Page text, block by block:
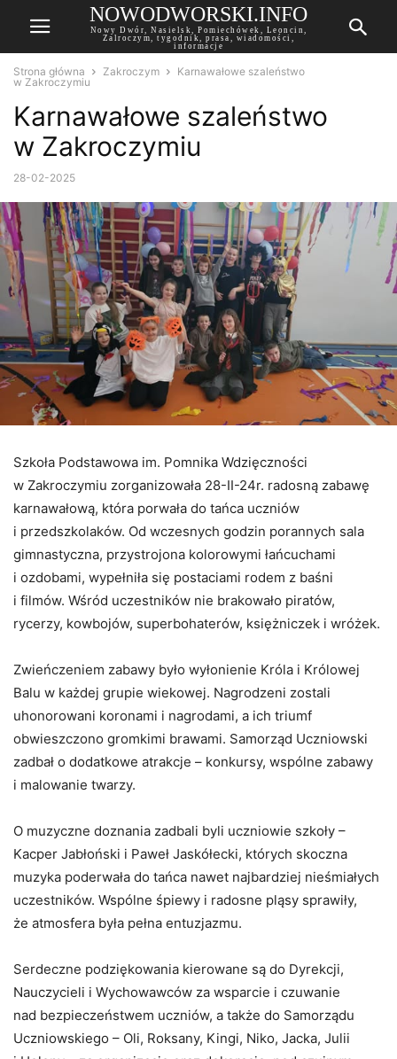
NOWODWORSKI.INFO
Nowy Dwór, Nasielsk, Pomiechówek, Leoncin,
Zalroczym, tygodnik, prasa, wiadomości,
informacje
Strona główna Zakroczym
Karnawałowe szaleństwo
w Zakroczymiu
Karnawałowe szaleństwo
w Zakroczymiu
28-02-2025
Szkoła Podstawowa im. Pomnika Wdzięczności
w Zakroczymiu zorganizowała 28-II-24r. radosną zabawę
karnawałową, która porwała do tańca uczniów
i przedszkolaków. Od wczesnych godzin porannych sala
gimnastyczna, przystrojona kolorowymi łańcuchami
i ozdobami, wypełniła się postaciami rodem z baśni
i filmów. Wśród uczestników nie brakowało piratów,
rycerzy, kowbojów, superbohaterów, księżniczek i wróżek.
Zwieńczeniem zabawy było wyłonienie Króla i Królowej
Balu w każdej grupie wiekowej. Nagrodzeni zostali
uhonorowani koronami i nagrodami, a ich triumf
obwieszczono gromkimi brawami. Samorząd Uczniowski
zadbał o dodatkowe atrakcje – konkursy, wspólne zabawy
i malowanie twarzy.
O muzyczne doznania zadbali byli uczniowie szkoły –
Kacper Jabłoński i Paweł Jaskółecki, których skoczna
muzyka poderwała do tańca nawet najbardziej nieśmiałych
uczestników. Wspólne śpiewy i radosne pląsy sprawiły,
że atmosfera była pełna entuzjazmu.
Serdeczne podziękowania kierowane są do Dyrekcji,
Nauczycieli i Wychowawców za wsparcie i czuwanie
nad bezpieczeństwem uczniów, a także do Samorządu
Uczniowskiego – Oli, Roksany, Kingi, Niko, Jacka, Julii